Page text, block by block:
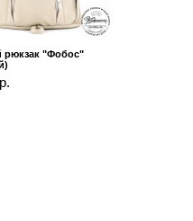
рюкзак "Фобос"